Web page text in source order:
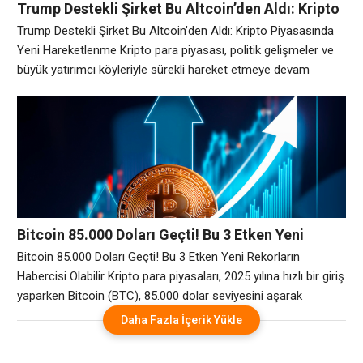
Trump Destekli Şirket Bu Altcoin’den Aldı: Kripto
Piyasasında Yeni Hareketlenme
Trump Destekli Şirket Bu Altcoin’den Aldı: Kripto Piyasasında
Yeni Hareketlenme Kripto para piyasası, politik gelişmeler ve
büyük yatırımcı köyleriyle sürekli hareket etmeye devam
sıcaklığındaki bir şirketin belirli bir altcoin’e yatırım yapması,
piyasada büyük yankı uyandırdı. Bu gelişme, hem yatırımcıları
hem de piyasada analistlerini harekete geçirdi. Peki, Trump
Bitcoin 85.000 Doları Geçti! Bu 3 Etken Yeni
Rekorların Habercisi Olabilir
Bitcoin 85.000 Doları Geçti! Bu 3 Etken Yeni Rekorların
Habercisi Olabilir Kripto para piyasaları, 2025 yılına hızlı bir giriş
yaparken Bitcoin (BTC), 85.000 dolar seviyesini aşarak
yatırımcılarını sevindirdi. Bu yeni zirve, piyasalarda büyük bir
heyecan yaratırken, uzmanlar Bitcoin’in yükselişini
Daha Fazla İçerik Yükle